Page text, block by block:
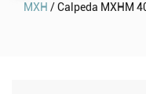
MXH / Calpeda MXHM